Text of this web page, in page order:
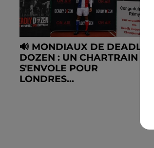
🔊 MONDIAUX DE DEADLY
DOZEN : UN CHARTRAIN
S'ENVOLE POUR
LONDRES...